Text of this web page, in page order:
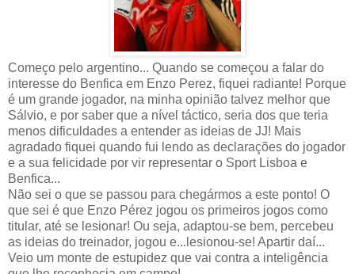
Começo pelo argentino... Quando se começou a falar do
interesse do Benfica em Enzo Perez, fiquei radiante! Porque
é um grande jogador, na minha opinião talvez melhor que
Sálvio, e por saber que a nível táctico, seria dos que teria
menos dificuldades a entender as ideias de JJ! Mais
agradado fiquei quando fui lendo as declarações do jogador
e a sua felicidade por vir representar o Sport Lisboa e
Benfica...
Não sei o que se passou para chegármos a este ponto! O
que sei é que Enzo Pérez jogou os primeiros jogos como
titular, até se lesionar! Ou seja, adaptou-se bem, percebeu
as ideias do treinador, jogou e...lesionou-se! Apartir daí...
Veio um monte de estupidez que vai contra a inteligência